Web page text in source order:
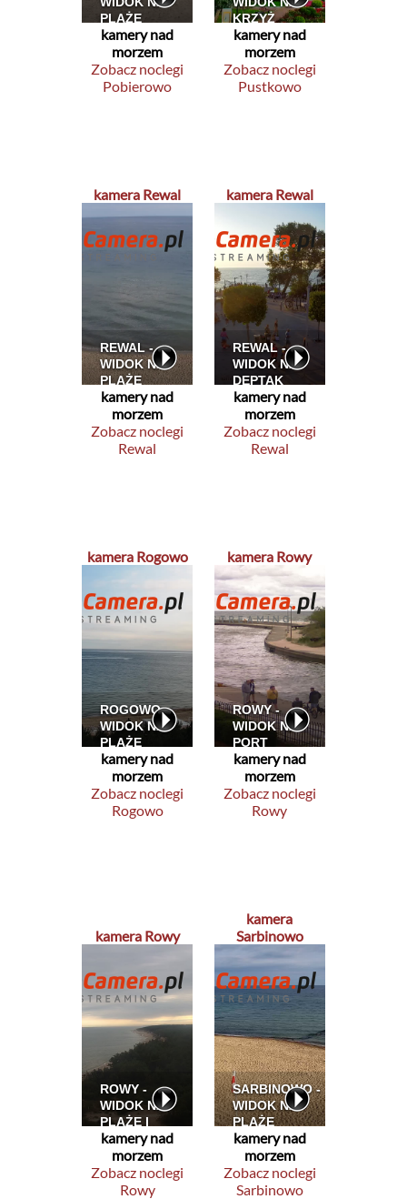
kamery nad
morzem
Zobacz noclegi
Pobierowo
kamery nad
morzem
Zobacz noclegi
Pustkowo
kamera Rewal
kamery nad
morzem
Zobacz noclegi
Rewal
kamera Rewal
kamery nad
morzem
Zobacz noclegi
Rewal
kamera Rogowo
kamery nad
morzem
Zobacz noclegi
Rogowo
kamera Rowy
kamery nad
morzem
Zobacz noclegi
Rowy
kamera Rowy
kamery nad
morzem
Zobacz noclegi
Rowy
kamera
Sarbinowo
kamery nad
morzem
Zobacz noclegi
Sarbinowo